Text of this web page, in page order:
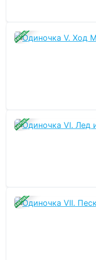
ЗАВЕРШЕНА
ЗАВЕРШЕНА
ЗАВЕРШЕНА